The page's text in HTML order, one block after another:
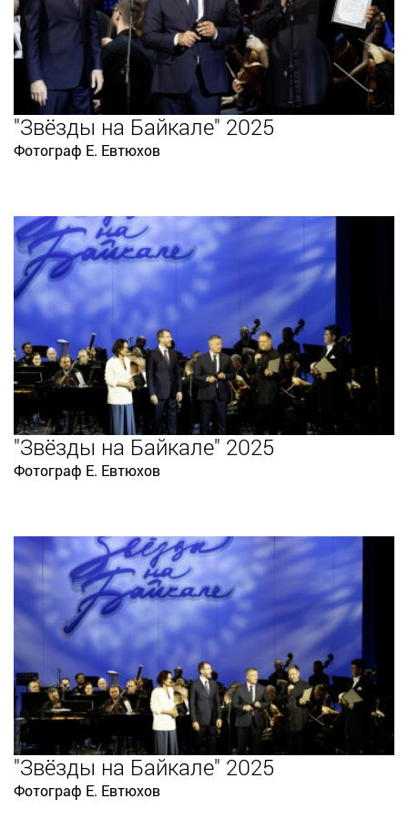
"Звёзды на Байкале" 2025
Фотограф Е. Евтюхов
"Звёзды на Байкале" 2025
Фотограф Е. Евтюхов
"Звёзды на Байкале" 2025
Фотограф Е. Евтюхов